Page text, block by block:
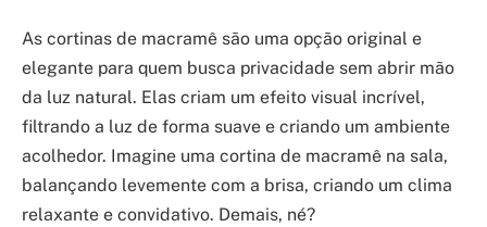
As cortinas de macramê são uma opção original e
elegante para quem busca privacidade sem abrir mão
da luz natural. Elas criam um efeito visual incrível,
filtrando a luz de forma suave e criando um ambiente
acolhedor. Imagine uma cortina de macramê na sala,
balançando levemente com a brisa, criando um clima
relaxante e convidativo. Demais, né?